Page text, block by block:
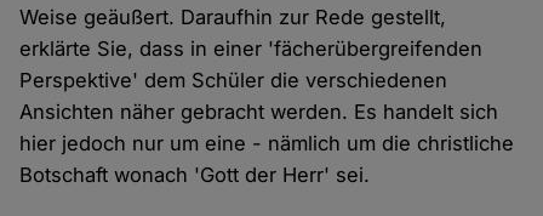
Weise geäußert. Daraufhin zur Rede gestellt,
erklärte Sie, dass in einer 'fächerübergreifenden
Perspektive' dem Schüler die verschiedenen
Ansichten näher gebracht werden. Es handelt sich
hier jedoch nur um eine - nämlich um die christliche
Botschaft wonach 'Gott der Herr' sei.